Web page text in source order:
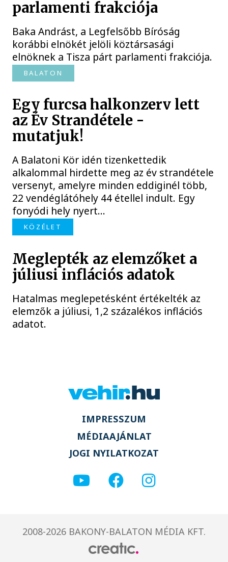
parlamenti frakciója
Baka Andrást, a Legfelsőbb Bíróság
korábbi elnökét jelöli köztársasági
elnöknek a Tisza párt parlamenti frakciója.
BALATON
Egy furcsa halkonzerv lett
az Év Strandétele -
mutatjuk!
A Balatoni Kör idén tizenkettedik
alkalommal hirdette meg az év strandétele
versenyt, amelyre minden eddiginél több,
22 vendéglátóhely 44 étellel indult. Egy
fonyódi hely nyert...
KÖZÉLET
Meglepték az elemzőket a
júliusi inflációs adatok
Hatalmas meglepetésként értékelték az
elemzők a júliusi, 1,2 százalékos inflációs
adatot.
IMPRESSZUM
MÉDIAAJÁNLAT
JOGI NYILATKOZAT
2008-2026 BAKONY-BALATON MÉDIA KFT.